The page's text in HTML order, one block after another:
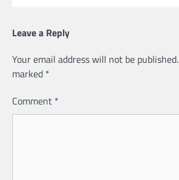
Leave a Reply
Your email address will not be published.
marked *
Comment *